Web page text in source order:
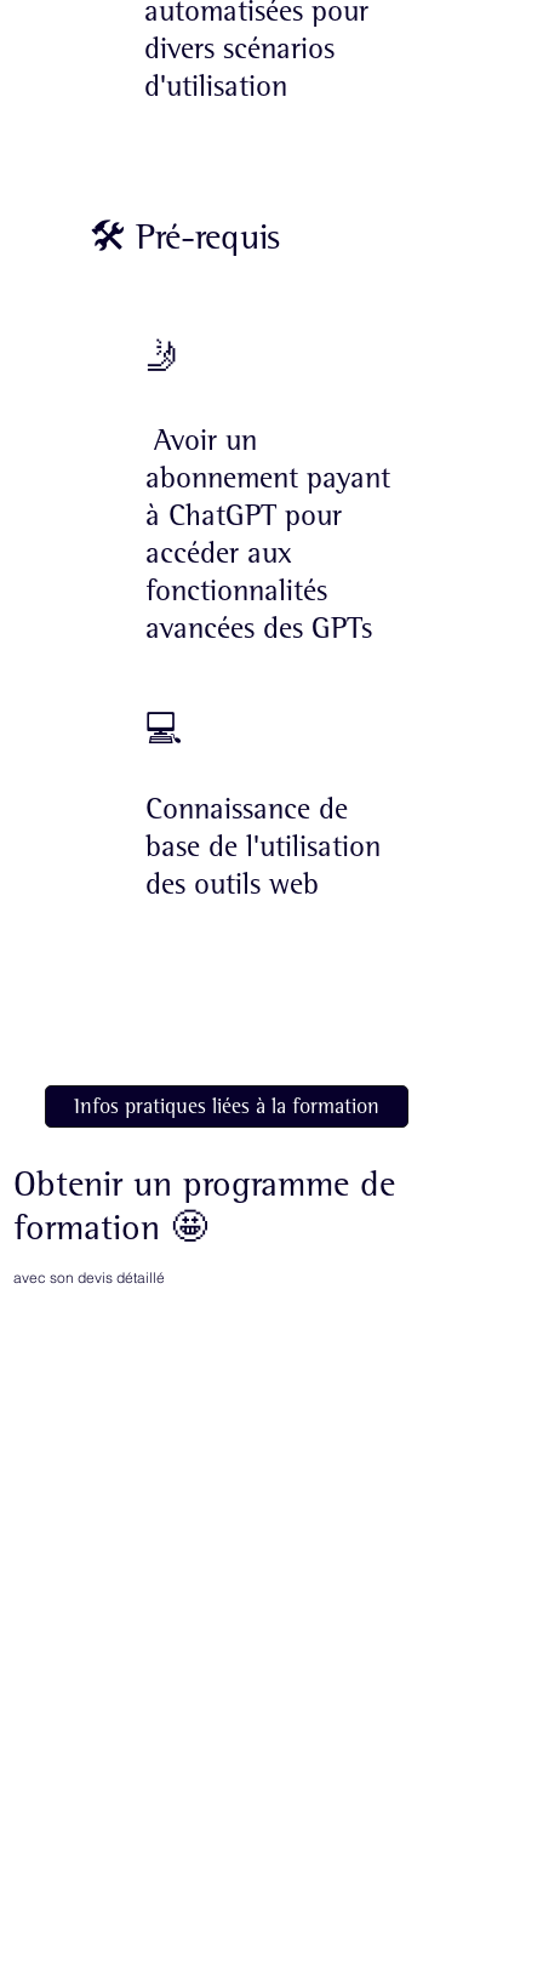
automatisées pour
divers scénarios
d'utilisation
🛠 Pré-requis
🤳
Avoir un
abonnement payant
à ChatGPT pour
accéder aux
fonctionnalités
avancées des GPTs
💻
Connaissance de
base de l'utilisation
des outils web
Infos pratiques liées à la formation
Obtenir un programme de
formation 🤩
avec son devis détaillé